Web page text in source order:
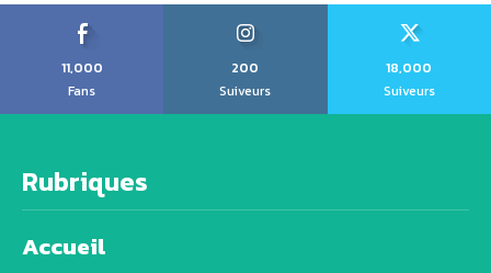
11,000
Fans
200
Suiveurs
18,000
Suiveurs
Rubriques
Accueil